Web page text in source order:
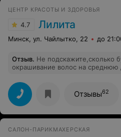
ЦЕНТР КРАСОТЫ И ЗДОРОВЬЯ
4.7 Лилита
Минск, ул. Чайлытко, 22 до
Отзыв. Не подскажите,сколько
окрашивание волос на среднюю
Отзывы62
САЛОН-ПАРИКМАХЕРСКАЯ